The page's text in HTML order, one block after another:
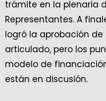
trámite en la plenaria
Representantes. A
logró la aprobación de
articulado, pero los
modelo de
están en discusión.